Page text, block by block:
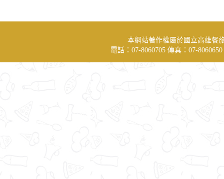
本網站著作權屬於國立高雄餐
電話：07-8060705 傳真：07-